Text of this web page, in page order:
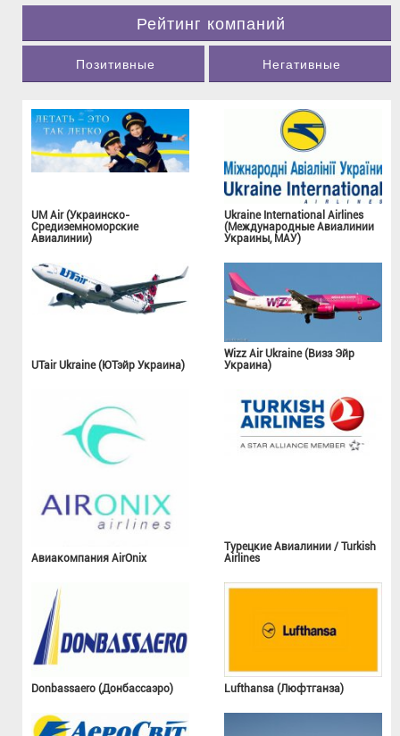
Рейтинг компаний
Позитивные Негативные
UM Air (Украинско-
Средиземноморские
Авиалинии)
Ukraine International Airlines
(Международные Авиалинии
Украины, МАУ)
UTair Ukraine (ЮТэйр Украина)
Wizz Air Ukraine (Визз Эйр
Украина)
Авиакомпания AirOnix
Турецкие Авиалинии / Turkish
Airlines
Donbassaero (Донбассаэро) Lufthansa (Люфтганза)